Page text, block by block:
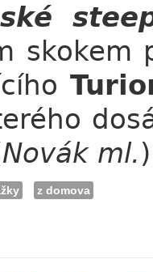
Novák ml.
z domova